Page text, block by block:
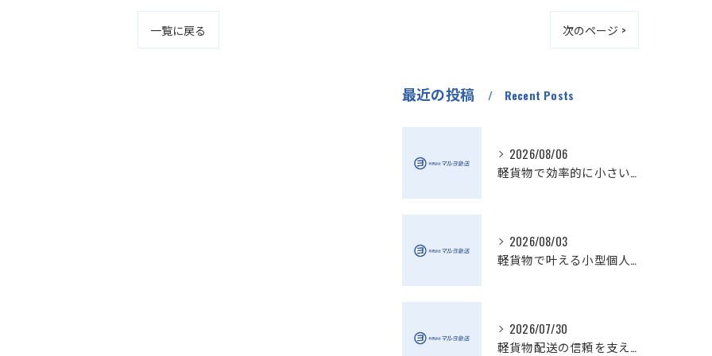
一覧に戻る 次のページ >
最近の投稿 Recent Posts
2026/08/06
軽貨物で効率的に小さい配送を実現
2026/08/03
軽貨物で叶える小型個人宅配送の魅力
2026/07/30
軽貨物配送の信頼を支える小さい配送会社の特徴